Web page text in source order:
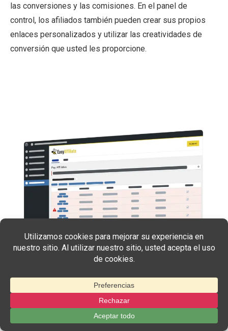
las conversiones y las comisiones. En el panel de
control, los afiliados también pueden crear sus propios
enlaces personalizados y utilizar las creatividades de
conversión que usted les proporcione.